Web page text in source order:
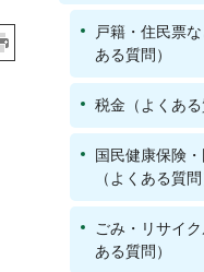
戸籍・住民票な
ある質問）
税金（よくある
国民健康保険
（よくある質問
ごみ・リサイク
ある質問）